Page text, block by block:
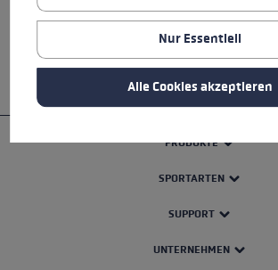
SICHERHEITSHINWEISE
PRODUKTE
SPORTARTEN
SUPPORT
UNTERNEHMEN
Nur Essentiell
Alle Cookies akzeptieren